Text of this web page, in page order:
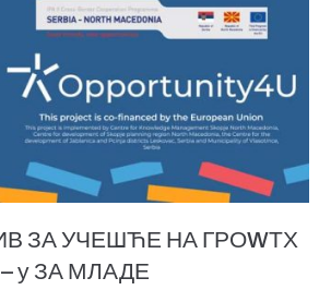
ЗА УЧЕШЋЕ НА ГРОWТХ
у ЗА МЛАДЕ